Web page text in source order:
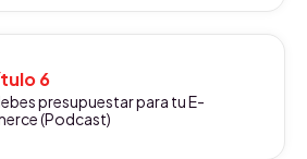
6
presupuestar para tu E-
(Podcast)